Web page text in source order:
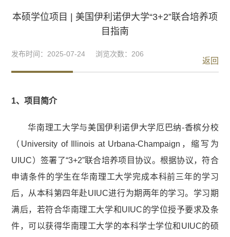
本硕学位项目 | 美国伊利诺伊大学“3+2”联合培养项
目指南
返回
发布时间：2025-07-24 浏览次数： 206
1、项目简介
华南理工大学与美国伊利诺伊大学厄巴纳-香槟分校
（University of Illinois at Urbana-Champaign，缩写为
UIUC）签署了“3+2”联合培养项目协议。根据协议，符合
申请条件的学生在华南理工大学完成本科前三年的学习
后，从本科第四年赴UIUC进行为期两年的学习。学习期
满后，若符合华南理工大学和UIUC的学位授予要求及条
件，可以获得华南理工大学的本科学士学位和UIUC的硕